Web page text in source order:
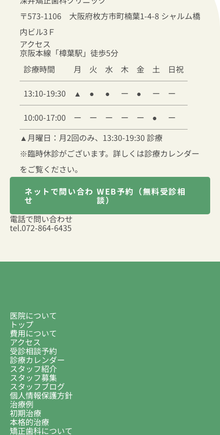
〒573-1106 大阪府枚方市町楠葉1-4-8 シャルム橋
内ビル3Ｆ
アクセス
京阪本線「樟葉駅」徒歩5分
診療時間
月 火 水 木 金 土 日祝
13:10-19:30 ▲ ● ● ー ● ー ー
10:00-17:00 ー ー ー ー ー ●
ー
▲月曜日：月2回のみ、13:30-19:30 診療
※臨時休診がございます。詳しくは診療カレンダー
をご覧ください。
ネットで問い合わ
せ
WEB予約（無料受診相
談）
電話で問い合わせ
tel.072-864-6435
医院について
トップ
費用について
アクセス
受診相談予約
診療カレンダー
スタッフ紹介
スタッフ募集
スタッフブログ
個人情報保護方針
治療例
初期治療
本格的治療
矯正歯科について